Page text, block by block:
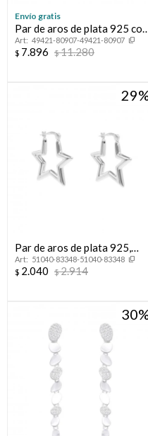
Envío gratis
Par de aros de plata 925 con
circonias.
49421-80907-49421-80907
$ 7.896 $11.280
29
Par de aros de plata 925,
ESTRELLA.
51040-83348-51040-83348
$ 2.040 $2.914
30